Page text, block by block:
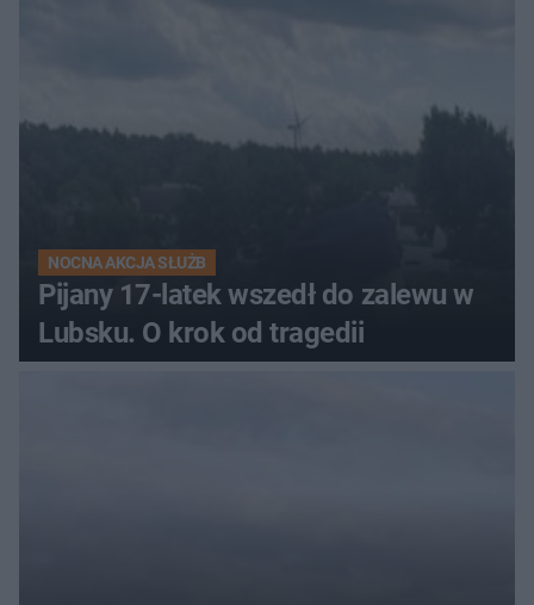
NOCNA AKCJA SŁUŻB
Pijany 17-latek wszedł do zalewu w
Lubsku. O krok od tragedii